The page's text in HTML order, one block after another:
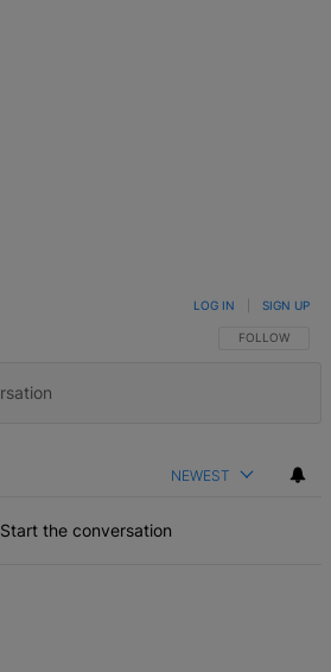
FOLLOW THIS
FOLLOW
LOG IN SIGN UP
NEWEST
Start the conversation